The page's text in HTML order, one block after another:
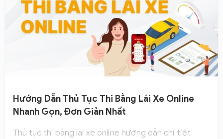
Hướng Dẫn Thủ Tục Thi Bằng Lái Xe Online
Nhanh Gọn, Đơn Giản Nhất
Thủ tục thi bằng lái xe online hướng dẫn chi tiết